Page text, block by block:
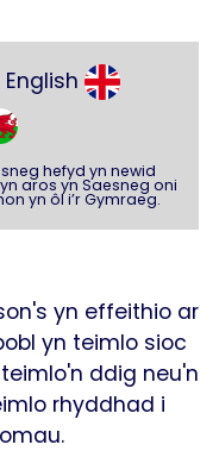
English
hefyd yn newid
aros yn Saesneg oni
yn ôl i’r Gymraeg.
yn effeithio ar
yn teimlo sioc
ddig neu'n
rhyddhad i